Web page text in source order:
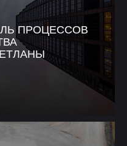
ПРОЦЕССОВ